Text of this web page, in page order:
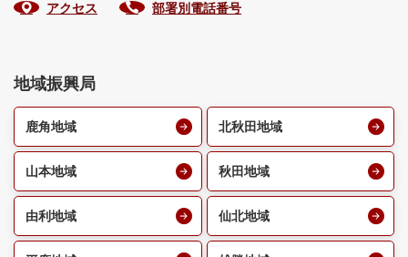
アクセス 部署別電話番号
地域振興局
鹿角地域 北秋田地域
山本地域 秋田地域
由利地域 仙北地域